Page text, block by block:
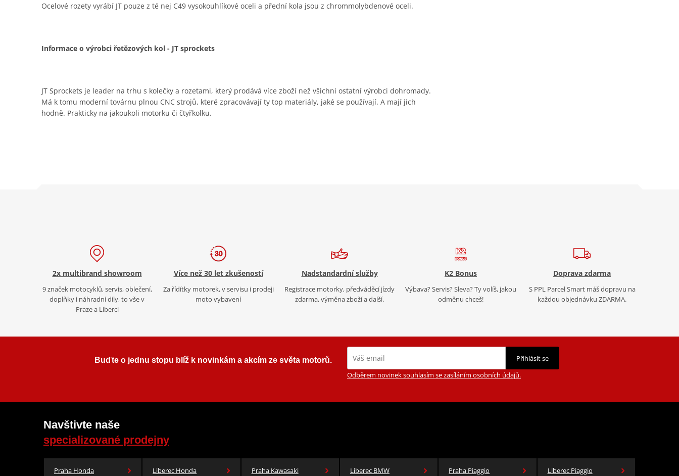
Ocelové rozety vyrábí JT pouze z té nej C49 vysokouhlíkové oceli a přední kola jsou z chrommolybdenové oceli.
Informace o výrobci řetězových kol - JT sprockets
JT Sprockets je leader na trhu s kolečky a rozetami, který prodává více zboží než všichni ostatní výrobci dohromady.
Má k tomu moderní továrnu plnou CNC strojů, které zpracovávají ty top materiály, jaké se používají. A mají jich
hodně. Prakticky na jakoukoli motorku či čtyřkolku.
2x multibrand showroom
9 značek motocyklů, servis, oblečení,
doplňky i náhradní díly, to vše v
Praze a Liberci
Více než 30 let zkušeností
Za řídítky motorek, v servisu i prodeji
moto vybavení
Nadstandardní služby
Registrace motorky, předváděcí jízdy
zdarma, výměna zboží a další.
K2 Bonus
Výbava? Servis? Sleva? Ty volíš, jakou
odměnu chceš!
Doprava zdarma
S PPL Parcel Smart máš dopravu na
každou objednávku ZDARMA.
Buďte o jednu stopu blíž k novinkám a akcím ze světa motorů.
Přihlásit se
Odběrem novinek souhlasím se zasíláním osobních údajů.
Navštivte naše
specializované prodejny
Praha Honda Liberec Honda Praha Kawasaki Liberec BMW Praha Piaggio Liberec Piaggio